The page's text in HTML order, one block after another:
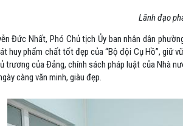
Lãnh đạo
Đức Nhất, Phó Chủ tịch Ủy ban nhân dân
huy phẩm chất tốt đẹp của “Bộ đội Cụ Hồ”,
trương của Đảng, chính sách pháp luật của Nhà
càng văn minh, giàu đẹp.